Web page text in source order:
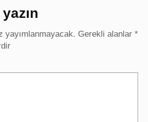
yayımlanmayacak. Gerekli alanlar *